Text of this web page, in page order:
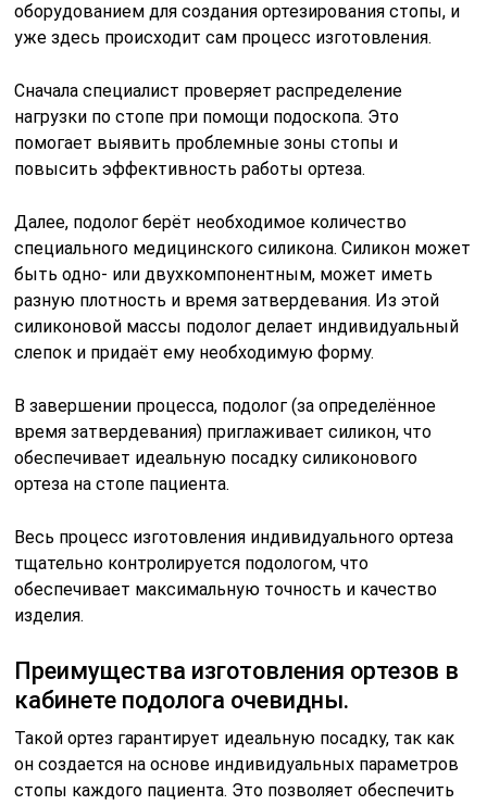
оборудованием для создания ортезирования стопы, и
уже здесь происходит сам процесс изготовления.
Сначала специалист проверяет распределение
нагрузки по стопе при помощи подоскопа. Это
помогает выявить проблемные зоны стопы и
повысить эффективность работы ортеза.
Далее, подолог берёт необходимое количество
специального медицинского силикона. Силикон может
быть одно- или двухкомпонентным, может иметь
разную плотность и время затвердевания. Из этой
силиконовой массы подолог делает индивидуальный
слепок и придаёт ему необходимую форму.
В завершении процесса, подолог (за определённое
время затвердевания) приглаживает силикон, что
обеспечивает идеальную посадку силиконового
ортеза на стопе пациента.
Весь процесс изготовления индивидуального ортеза
тщательно контролируется подологом, что
обеспечивает максимальную точность и качество
изделия.
Преимущества изготовления ортезов в
кабинете подолога очевидны.
Такой ортез гарантирует идеальную посадку, так как
он создается на основе индивидуальных параметров
стопы каждого пациента. Это позволяет обеспечить